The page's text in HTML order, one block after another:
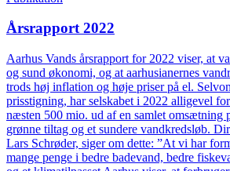
Årsrapport 2022
Aarhus Vands årsrapport for 2022 viser, at
og sund økonomi, og at aarhusianernes
trods høj inflation og høje priser på el.
prisstigning, har selskabet i 2022 alligevel
næsten 500 mio. ud af en samlet omsætning
grønne tiltag og et sundere vandkredsløb.
Lars Schrøder, siger om dette: ”At vi har
mange penge i bedre badevand, bedre